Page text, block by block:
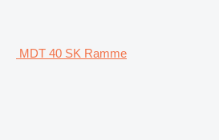
MDT 40 SK Ramme